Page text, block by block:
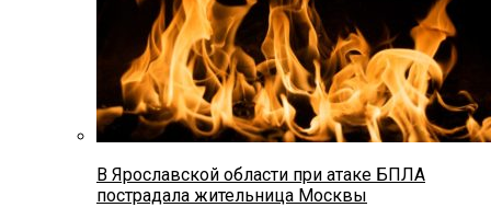
В Ярославской области при атаке БПЛА
пострадала жительница Москвы